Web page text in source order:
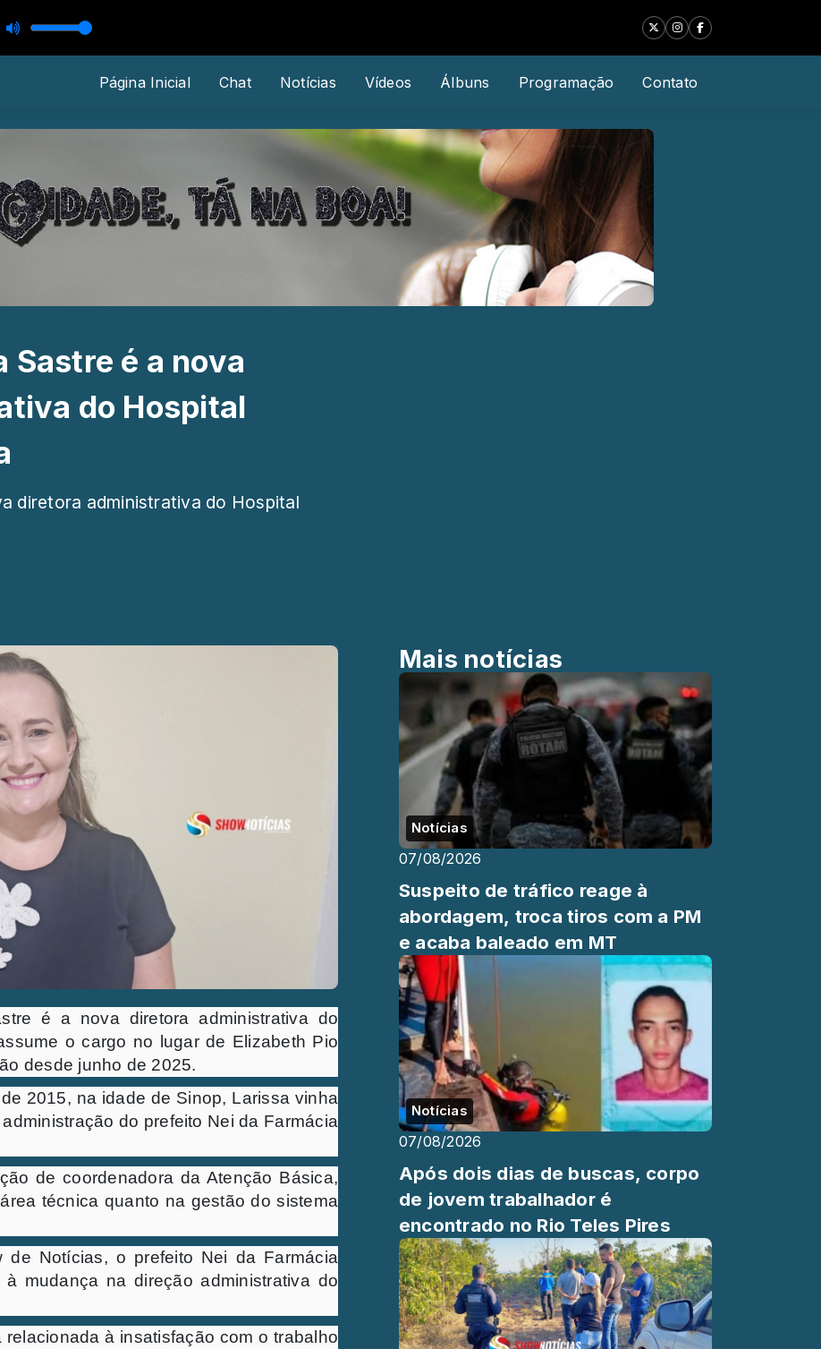
e o EXPERIENCIA DE DEUS
Página Inicial Chat Notícias Vídeos Álbuns Programação Contato
Sastre é a nova
do Hospital
diretora administrativa do Hospital
é a nova diretora administrativa do
o cargo no lugar de Elizabeth Pio
desde junho de 2025.
2015, na idade de Sinop, Larissa vinha
do prefeito Nei da Farmácia
de coordenadora da Atenção Básica,
técnica quanto na gestão do sistema
de Notícias, o prefeito Nei da Farmácia
mudança na direção administrativa do
à insatisfação com o trabalho
Mais notícias
Notícias
07/08/2026
Suspeito de tráfico reage à
abordagem, troca tiros com a PM
e acaba baleado em MT
Notícias
07/08/2026
Após dois dias de buscas, corpo
de jovem trabalhador é
encontrado no Rio Teles Pires